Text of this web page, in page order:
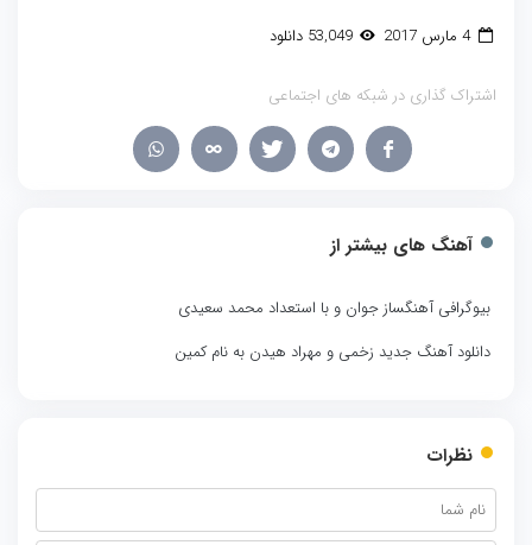
4 مارس 2017 53,049 دانلود
اشتراک گذاری در شبکه های اجتماعی
آهنگ های بیشتر از
بیوگرافی آهنگساز جوان و با استعداد محمد سعیدی
دانلود آهنگ جدید زخمی و مهراد هیدن به نام کمین
نظرات